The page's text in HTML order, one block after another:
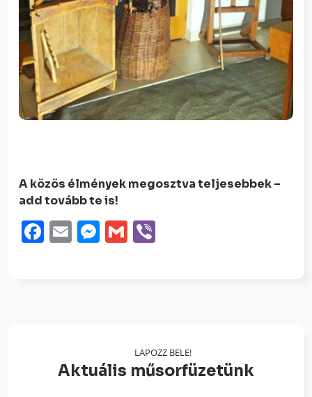
A közös élmények megosztva teljesebbek –
add tovább te is!
Facebook
EmailMessenger
Gmail
LAPOZZ BELE!
Aktuális műsorfüzetünk